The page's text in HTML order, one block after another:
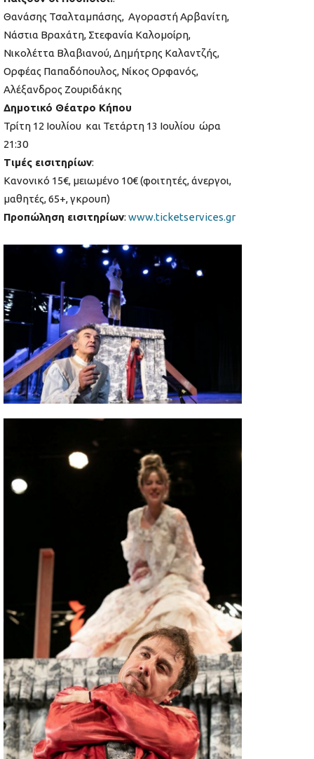
Θανάσης Τσαλταμπάσης, Αγοραστή Αρβανίτη,
Νάστια Βραχάτη, Στεφανία Καλομοίρη,
Νικολέττα Βλαβιανού, Δημήτρης Καλαντζής,
Ορφέας Παπαδόπουλος, Νίκος Ορφανός,
Αλέξανδρος Ζουριδάκης
Δημοτικό Θέατρο Κήπου
Τρίτη 12 Ιουλίου και Τετάρτη 13 Ιουλίου ώρα
21:30
Tιμές εισιτηρίων:
Κανονικό 15€, μειωμένο 10€ (φοιτητές, άνεργοι,
μαθητές, 65+, γκρουπ)
Προπώληση εισιτηρίων: www.ticketservices.gr